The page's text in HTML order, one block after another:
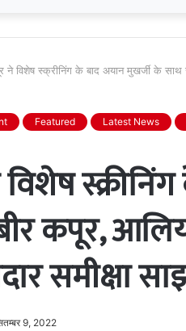
ने विशेष स्क्रीनिंग के बाद अयान मुखर्जी के साथ
Featured Latest News
कपूर, आलिया
समीक्षा
9, 2022